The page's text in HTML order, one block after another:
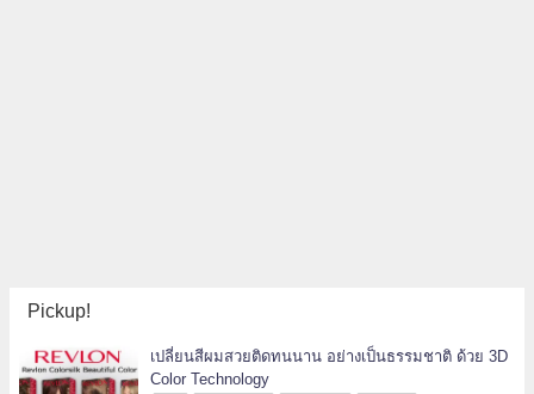
Pickup!
เปลี่ยนสีผมสวยติดทนนาน อย่างเป็นธรรมชาติ ด้วย 3D
Color Technology